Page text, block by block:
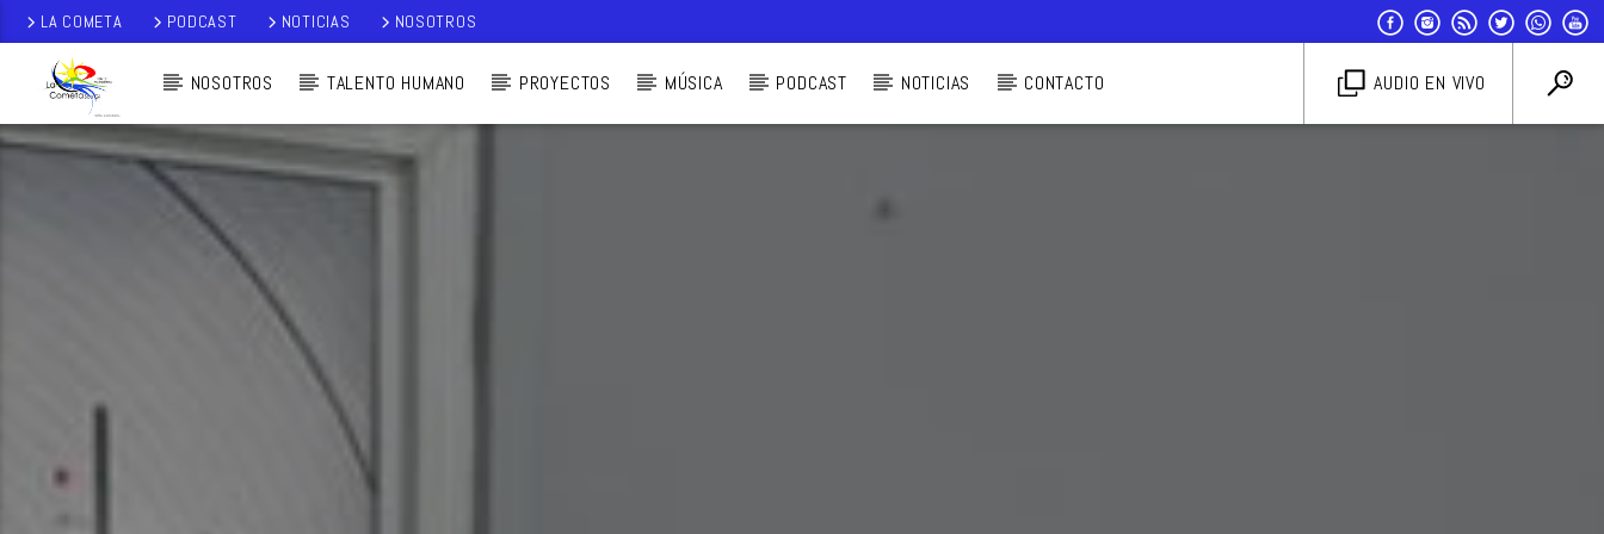
LA COMETA PODCAST NOTICIAS NOSOTROS
NOSOTROS TALENTO HUMANO PROYECTOS MÚSICA PODCAST NOTICIAS CONTACTO AUDIO EN VIVO
AUDIO EN VI
SEÑALES A CIELO